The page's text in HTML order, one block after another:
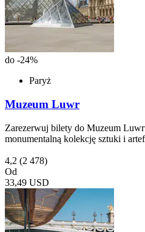
do -24%
Paryż
Muzeum Luwr
Zarezerwuj bilety do Muzeum
monumentalną kolekcję sztuki i
4,2 (2 478)
Od
33,49 USD